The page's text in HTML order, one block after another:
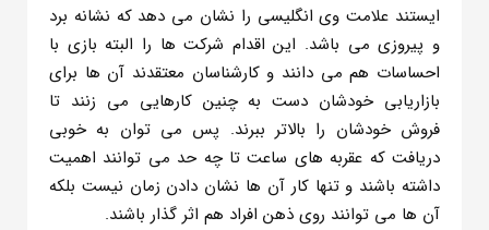
ایستند علامت وی انگلیسی را نشان می دهد که نشانه برد
و پیروزی می باشد. این اقدام شرکت ها را البته بازی با
احساسات هم می دانند و کارشناسان معتقدند آن ها برای
بازاریابی خودشان دست به چنین کارهایی می زنند تا
فروش خودشان را بالاتر ببرند. پس می توان به خوبی
دریافت که عقربه های ساعت تا چه حد می توانند اهمیت
داشته باشند و تنها کار آن ها نشان دادن زمان نیست بلکه
آن ها می توانند روی ذهن افراد هم اثر گذار باشند.